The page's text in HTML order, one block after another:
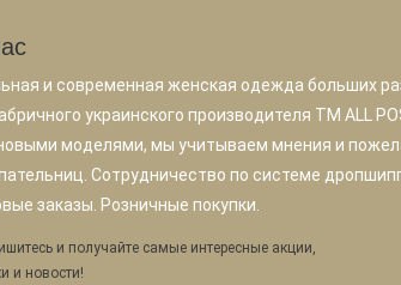
и современная женская одежда больших
украинского производителя TM ALL
моделями, мы учитываем мнения и
Сотрудничество по системе
заказы. Розничные покупки.
и получайте самые интересные акции,
и новости!